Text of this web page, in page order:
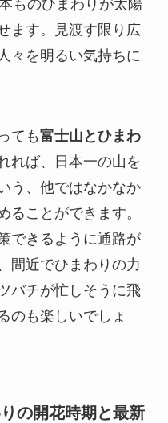
ものひまわりが太陽
ます。見渡す限り広
々を明るい気持ちに
ても富士山とひまわ
れば、日本一の山を
う、他ではなかなか
ることができます。
できるように通路が
間近でひまわりの力
バチが忙しそうに飛
のも楽しいでしょ
の開花時期と最新